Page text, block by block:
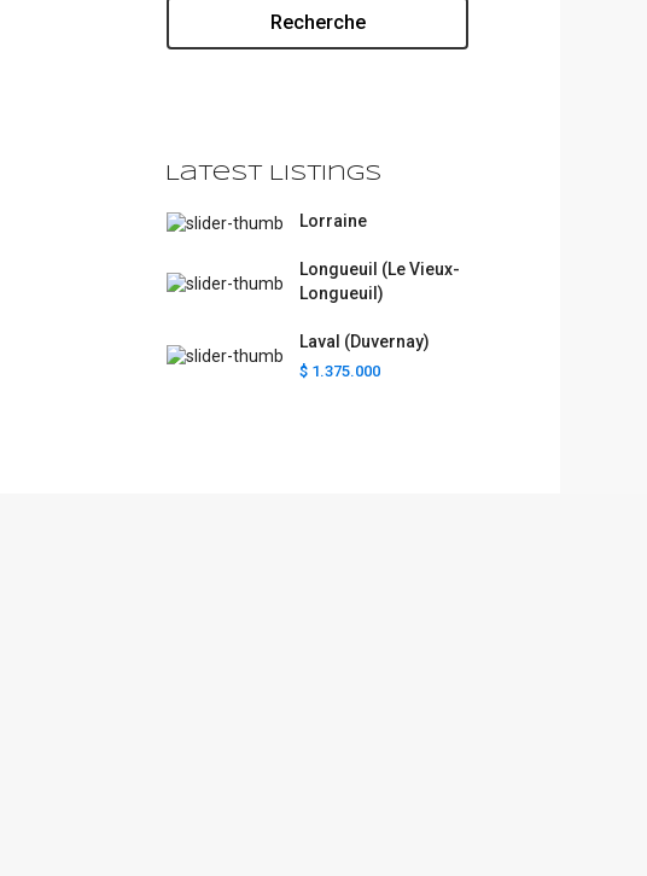
Recherche
Latest Listings
Lorraine
Longueuil (Le Vieux-
Longueuil)
Laval (Duvernay)
$ 1.375.000